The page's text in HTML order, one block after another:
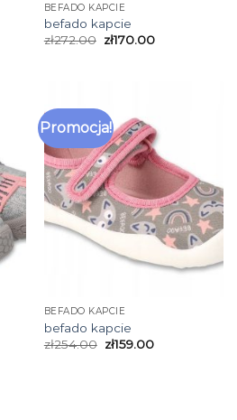
BEFADO KAPCIE
befado kapcie
zł272.00 zł170.00
Promocja!
BEFADO KAPCIE
befado kapcie
zł254.00 zł159.00